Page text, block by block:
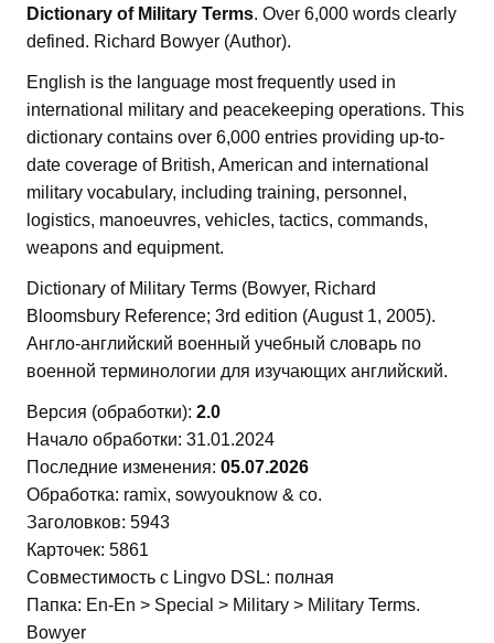
Dictionary of Military Terms. Over 6,000 words clearly
defined. Richard Bowyer (Author).
English is the language most frequently used in
international military and peacekeeping operations. This
dictionary contains over 6,000 entries providing up-to-
date coverage of British, American and international
military vocabulary, including training, personnel,
logistics, manoeuvres, vehicles, tactics, commands,
weapons and equipment.
Dictionary of Military Terms (Bowyer, Richard‎
Bloomsbury Reference; 3rd edition (August 1, 2005).
Англо-английский военный учебный словарь по
военной терминологии для изучающих английский.
Версия (обработки): 2.0
Начало обработки: 31.01.2024
Последние изменения: 05.07.2026
Обработка: ramix, sowyouknow & co.
Заголовков: 5943
Карточек: 5861
Совместимость с Lingvo DSL: полная
Папка: En-En > Special > Military > Military Terms.
Bowyer